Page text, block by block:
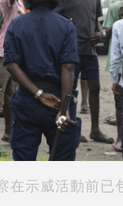
在示威活動前已